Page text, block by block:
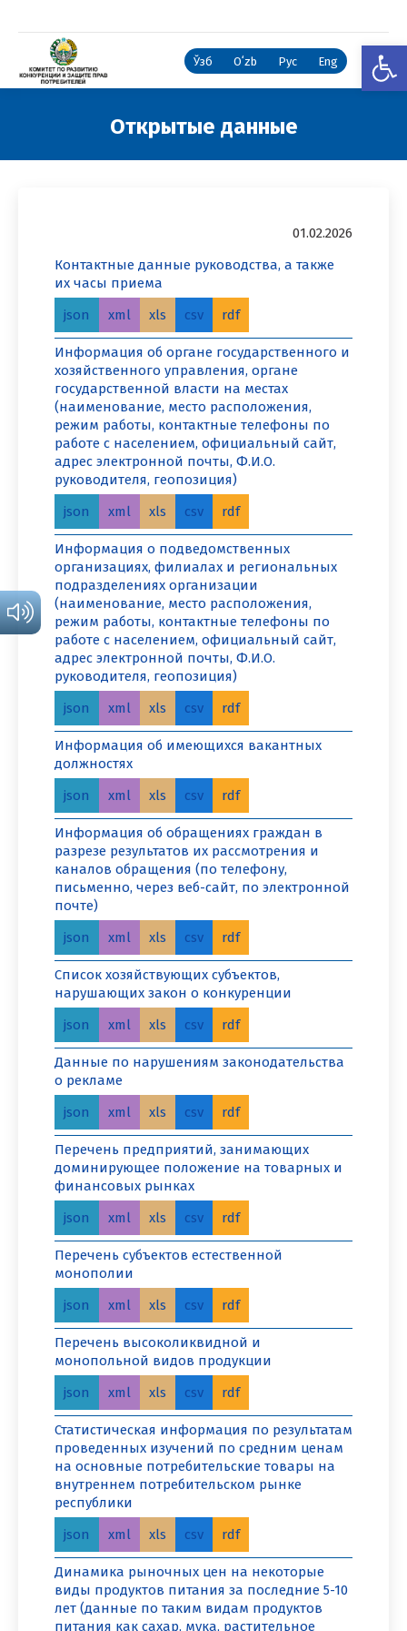
Ўзб Oʻzb Рус Eng
Открытые данные
01.02.2026
Контактные данные руководства, а также
их часы приема
json
xml xls csv rdf
Информация об органе государственного и
хозяйственного управления, органе
государственной власти на местах
(наименование, место расположения,
режим работы, контактные телефоны по
работе с населением, официальный сайт,
адрес электронной почты, Ф.И.О.
руководителя, геопозиция)
json
xml xls csv rdf
Информация о подведомственных
организациях, филиалах и региональных
подразделениях организации
(наименование, место расположения,
режим работы, контактные телефоны по
работе с населением, официальный сайт,
адрес электронной почты, Ф.И.О.
руководителя, геопозиция)
json
xml xls csv rdf
Информация об имеющихся вакантных
должностях
json
xml xls csv rdf
Информация об обращениях граждан в
разрезе результатов их рассмотрения и
каналов обращения (по телефону,
письменно, через веб-сайт, по электронной
почте)
json
xml xls csv rdf
Список хозяйствующих субъектов,
нарушающих закон о конкуренции
json
xml xls csv rdf
Данные по нарушениям законодательства
о рекламе
json
xml xls csv rdf
Перечень предприятий, занимающих
доминирующее положение на товарных и
финансовых рынках
json
xml xls csv rdf
Перечень субъектов естественной
монополии
json
xml xls csv rdf
Перечень высоколиквидной и
монопольной видов продукции
json
xml xls csv rdf
Статистическая информация по результатам
проведенных изучений по средним ценам
на основные потребительские товары на
внутреннем потребительском рынке
республики
json
xml xls csv rdf
Динамика рыночных цен на некоторые
виды продуктов питания за последние 5-10
лет (данные по таким видам продуктов
питания как сахар, мука, растительное